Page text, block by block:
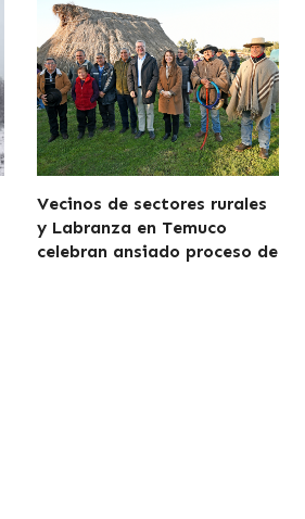
Vecinos de sectores rurales
y Labranza en Temuco
celebran ansiado proceso de